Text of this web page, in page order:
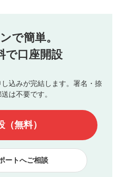
す。（お名前とコメント
くは利用者と第三者間のトラ
して一切の責任を負いませ
にて審査のうえ、掲載となり
がかかる場合や掲載されない
画コンテンツへの掲載をもっ
。ご了承ください。
された投稿内容は、掲載を
す。
は無関係の内容の投稿
差別的表現投稿
で簡単。
で口座開設
込みが完結します。署名・捺
は不要です。
（無料）
ートへご相談